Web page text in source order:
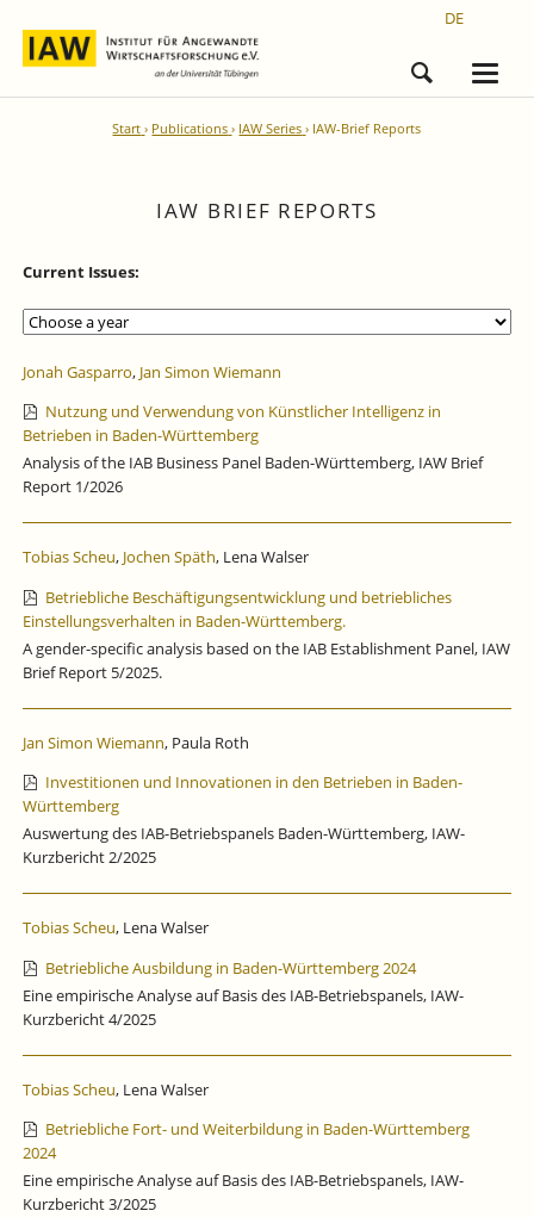
DE
Start Publications IAW Series IAW-Brief Reports
IAW BRIEF REPORTS
Current Issues:
Jonah Gasparro, Jan Simon Wiemann
Nutzung und Verwendung von Künstlicher Intelligenz in
Betrieben in Baden-Württemberg
Analysis of the IAB Business Panel Baden-Württemberg, IAW Brief
Report 1/2026
Tobias Scheu, Jochen Späth, Lena Walser
Betriebliche Beschäftigungsentwicklung und betriebliches
Einstellungsverhalten in Baden-Württemberg.
A gender-specific analysis based on the IAB Establishment Panel, IAW
Brief Report 5/2025.
Jan Simon Wiemann, Paula Roth
Investitionen und Innovationen in den Betrieben in Baden-
Württemberg
Auswertung des IAB-Betriebspanels Baden-Württemberg, IAW-
Kurzbericht 2/2025
Tobias Scheu, Lena Walser
Betriebliche Ausbildung in Baden-Württemberg 2024
Eine empirische Analyse auf Basis des IAB-Betriebspanels, IAW-
Kurzbericht 4/2025
Tobias Scheu, Lena Walser
Betriebliche Fort- und Weiterbildung in Baden-Württemberg
2024
Eine empirische Analyse auf Basis des IAB-Betriebspanels, IAW-
Kurzbericht 3/2025